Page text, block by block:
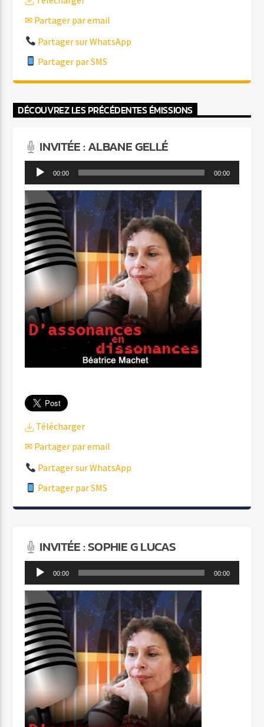
✉ Partager par email
Partager sur WhatsApp
Partager par SMS
DÉCOUVREZ LES PRÉCÉDENTES ÉMISSIONS
INVITÉE : ALBANE GELLÉ
Lecteur
audio
00:00 00:00
Télécharger
✉ Partager par email
Partager sur WhatsApp
Partager par SMS
INVITÉE : SOPHIE G LUCAS
Lecteur 00:00 00:00